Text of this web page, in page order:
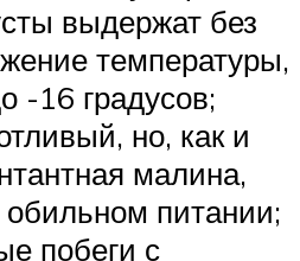
выдержат без
температуры,
-16 градусов;
но, как и
малина,
обильном питании;
побеги с